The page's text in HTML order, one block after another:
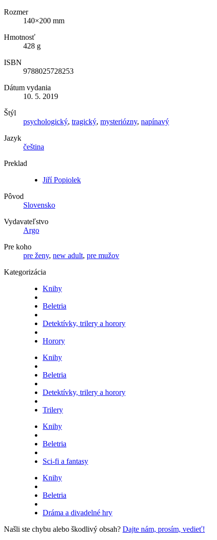
Rozmer
140×200 mm
Hmotnosť
428 g
ISBN
9788025728253
Dátum vydania
10. 5. 2019
Štýl
psychologický, tragický, mysteriózny, napínavý
Jazyk
čeština
Preklad
Jiří Popiolek
Pôvod
Slovensko
Vydavateľstvo
Argo
Pre koho
pre ženy, new adult, pre mužov
Kategorizácia
Knihy
Beletria
Detektívky, trilery a horory
Horory
Knihy
Beletria
Detektívky, trilery a horory
Trilery
Knihy
Beletria
Sci-fi a fantasy
Knihy
Beletria
Dráma a divadelné hry
Našli ste chybu alebo škodlivý obsah? Dajte nám, prosím, vedieť!